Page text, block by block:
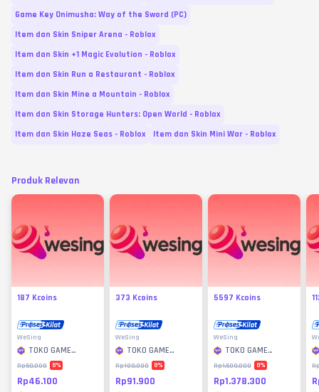
Game Key Onimusha: Way of the Sword (PC)
Item dan Skin Sniper Arena - Roblox
Item dan Skin +1 Magic Evolution - Roblox
Item dan Skin Run a Restaurant - Roblox
Item dan Skin Mine a Mountain - Roblox
Item dan Skin Storage Hunters: Open World - Roblox
Item dan Skin Haze Seas - Roblox
Item dan Skin Mini War - Roblox
Produk Relevan
187 Kcoins
WeSing
TOKO GAME
MURAH
Rp50.000 8%
Rp46.100
373 Kcoins
WeSing
TOKO GAME
MURAH
Rp100.000 8%
Rp91.900
5597 Kcoins
WeSing
TOKO GAME
MURAH
Rp1.500.000 8%
Rp1.378.300